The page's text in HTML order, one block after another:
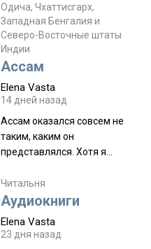
Пока
Прочитайте! У моих двух
знакомых вот так увели
аккаунты
Одича, Чхаттисгарх,
Западная Бенгалия и
Северо-Восточные штаты
Индии
Ассам
Elena Vasta
14 дней назад
Ассам оказался совсем не
таким, каким он
представлялся. Хотя я
краешек, но все же схватила
ауру штата, как-то он меня
природа, мягкие
Читальня
Аудиокниги
Elena Vasta
23 дня назад